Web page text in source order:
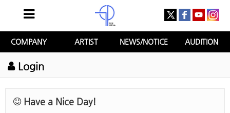
COMPANY ARTIST NEWS/NOTICE AUDITION
Login
Have a Nice Day!